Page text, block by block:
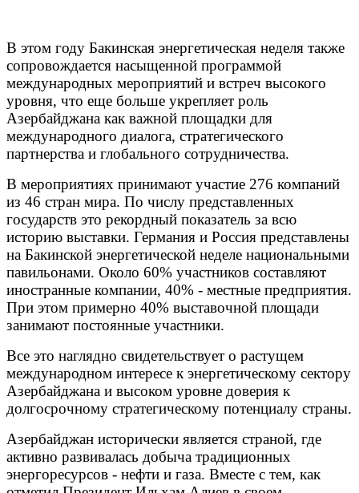
В этом году Бакинская энергетическая неделя также
сопровождается насыщенной программой
международных мероприятий и встреч высокого
уровня, что еще больше укрепляет роль
Азербайджана как важной площадки для
международного диалога, стратегического
партнерства и глобального сотрудничества.
В мероприятиях принимают участие 276 компаний
из 46 стран мира. По числу представленных
государств это рекордный показатель за всю
историю выставки. Германия и Россия представлены
на Бакинской энергетической неделе национальными
павильонами. Около 60% участников составляют
иностранные компании, 40% - местные предприятия.
При этом примерно 40% выставочной площади
занимают постоянные участники.
Все это наглядно свидетельствует о растущем
международном интересе к энергетическому сектору
Азербайджана и высоком уровне доверия к
долгосрочному стратегическому потенциалу страны.
Азербайджан исторически является страной, где
активно развивалась добыча традиционных
энергоресурсов - нефти и газа. Вместе с тем, как